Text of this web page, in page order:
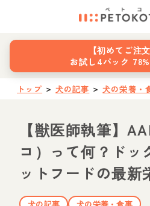
【初めてご注
お試し4パック
トップ ＞ 犬の記事 ＞ 犬の栄養・
【獣医師執筆】
コ）って何？ドッ
ットフードの最新